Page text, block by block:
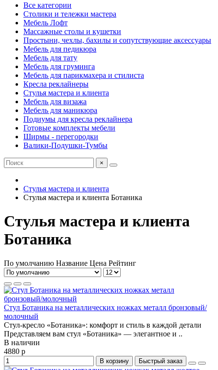
Все категории
Столики и тележки мастера
Мебель Лофт
Массажные столы и кушетки
Простыни, чехлы, бахилы и сопутствующие аксессуары
Мебель для педикюра
Мебель для тату
Мебель для груминга
Мебель для парикмахера и стилиста
Кресла реклайнеры
Стулья мастера и клиента
Мебель для визажа
Мебель для маникюра
Подиумы для кресла реклайнера
Готовые комплекты мебели
Ширмы - перегородки
Валики-Подушки-Тумбы
×
Стулья мастера и клиента
Стулья мастера и клиента Ботаника
Стулья мастера и клиента
Ботаника
По умолчанию Название Цена Рейтинг
Стул Ботаника на металлических ножках металл бронзовый/
молочный
Стул-кресло «Ботаника»: комфорт и стиль в каждой детали
Представляем вам стул «Ботаника» — элегантное и ..
В наличии
4880 р
В корзину Быстрый заказ